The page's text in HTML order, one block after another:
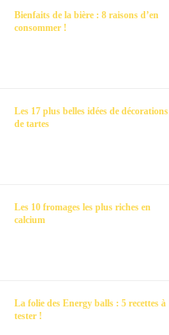
Bienfaits de la bière : 8 raisons d’en
consommer !
Les 17 plus belles idées de décorations
de tartes
Les 10 fromages les plus riches en
calcium
La folie des Energy balls : 5 recettes à
tester !